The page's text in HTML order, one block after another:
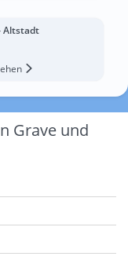
Altstadt
Grave und